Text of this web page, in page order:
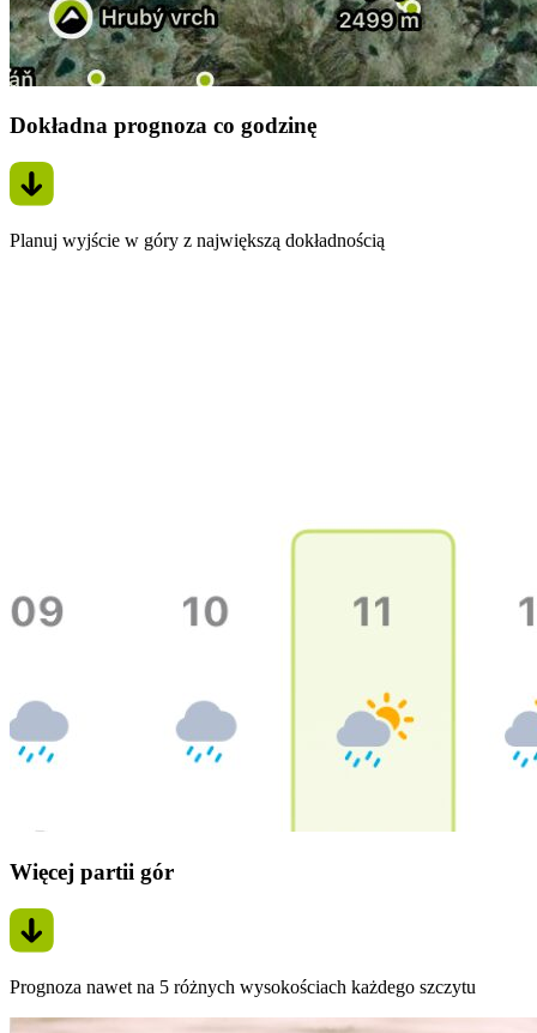
Dokładna prognoza co godzinę
Planuj wyjście w góry z największą dokładnością
Więcej partii gór
Prognoza nawet na 5 różnych wysokościach każdego szczytu